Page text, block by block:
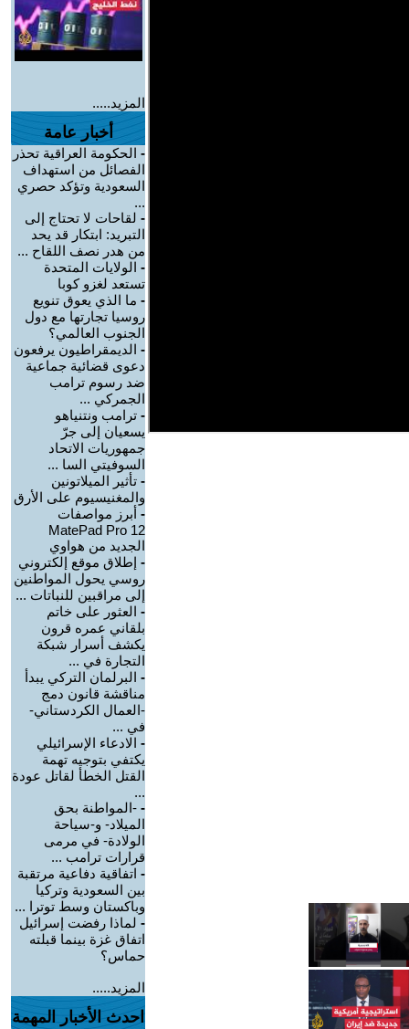
المزيد.....
أخبار عامة
- الحكومة العراقية تحذر
الفصائل من استهداف
السعودية وتؤكد حصري
...
- لقاحات لا تحتاج إلى
التبريد: ابتكار قد يحد
من هدر نصف اللقاح ...
- الولايات المتحدة
تستعد لغزو كوبا
- ما الذي يعوق تنويع
روسيا تجارتها مع دول
الجنوب العالمي؟
- الديمقراطيون يرفعون
دعوى قضائية جماعية
ضد رسوم ترامب
الجمركي ...
- ترامب ونتنياهو
يسعيان إلى جرّ
جمهوريات الاتحاد
السوفيتي السا ...
- تأثير الميلاتونين
والمغنيسيوم على الأرق
- أبرز مواصفات
MatePad Pro 12
الجديد من هواوي
- إطلاق موقع إلكتروني
روسي يحول المواطنين
إلى مراقبين للنباتات ...
- العثور على خاتم
بلقاني عمره قرون
يكشف أسرار شبكة
التجارة في ...
- البرلمان التركي يبدأ
مناقشة قانون دمج
-العمال الكردستاني-
في ...
- الادعاء الإسرائيلي
يكتفي بتوجيه تهمة
القتل الخطأ لقاتل عودة
...
- -المواطنة بحق
الميلاد- و-سياحة
الولادة- في مرمى
قرارات ترامب ...
- اتفاقية دفاعية مرتقبة
بين السعودية وتركيا
وباكستان وسط توترا ...
- لماذا رفضت إسرائيل
اتفاق غزة بينما قبلته
حماس؟
المزيد.....
احدث الأخبار المهمة